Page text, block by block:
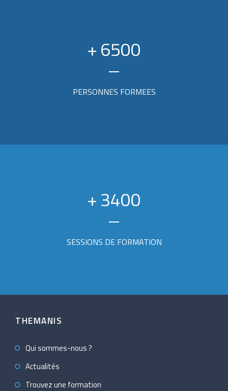
+6500
PERSONNES FORMEES
+3400
SESSIONS DE FORMATION
THEMANIS
Qui sommes-nous ?
Actualités
Trouvez une formation